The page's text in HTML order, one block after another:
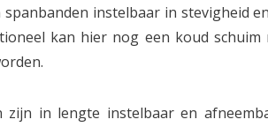
instelbaar in stevigheid
kan hier nog een koud schuim
zijn in lengte instelbaar en